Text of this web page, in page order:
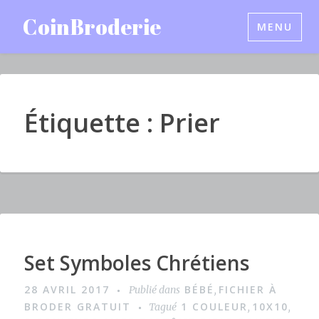
contenu
principal
CoinBroderie MENU
Étiquette : Prier
I
a
Set Symboles Chrétiens
28 AVRIL 2017 Publié dans BÉBÉ, FICHIER À
BRODER GRATUIT
Tagué 1 COULEUR, 10X10,